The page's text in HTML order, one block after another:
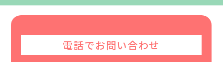
電話でお問い合わせ